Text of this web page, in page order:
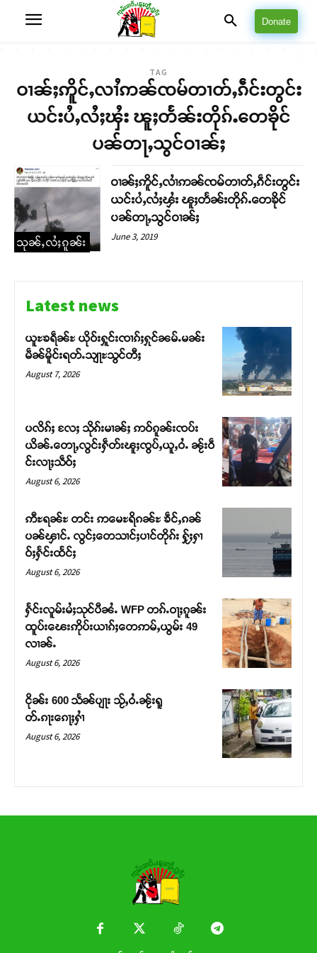
Support SHAN
တႃႇႁႂ်ႈသဵင်ၵၢင်ၸႂ်ၵူၼ်းမိူင်း ၵူႈတီႈၵူႈလႅၼ်ပေႃးတေၸွ
ဝ်ႇၽူႈတွႆႇႁွၵ်ႈ လႆႈယူႇၶႃႈဢေႃႈ။
Donate
TAG
ဝၢၼ်ႈဢိူင်ႇလၢႆဢၼ်ၸမ်တၢတ်ႇၵဵင်းတွင်း
ယင်းပႆႇလႆႈၾႆး ၽူႈတႅၼ်းတိုၵ်ႉတေၶိုင်
ပၼ်တႃႇသွင်ဝၢၼ်ႈ
သုၼ်ႇလႆႈၵူၼ်း
ဝၢၼ်ႈဢိူင်ႇလၢႆဢၼ်ၸမ်တၢတ်ႇၵဵင်းတွင်း
ယင်းပႆႇလႆႈၾႆး ၽူႈတႅၼ်းတိုၵ်ႉတေၶိုင်
ပၼ်တႃႇသွင်ဝၢၼ်ႈ
June 3, 2019
Latest news
ယူႊၶရဵၼ်ႊ ယိုဝ်းႁူင်းၸၢၵ်ႈႁုင်ၼမ်ႉမၼ်း
မဵၼ်မိူင်းရတ်ႉသျႃႊသွင်တီႈ
August 7, 2026
ပလိၵ်ႈ လႄႈ သိုၵ်းမၢၼ်ႈ ဢဝ်ၵူၼ်းၸပ်း
ယိၼ်ႉတေႃႇလွင်းႁဵတ်းၽူႈၸွပ်ႇယူႇဝႆႉ ၼႂ်းဝဵ
င်းလႃႈသဵဝ်ႈ
August 6, 2026
ဢီႊရၼ်ႊ တင်း ဢမေႊရိၵၼ်ႊ ၶဵင်ႇၵၼ်
ပၼ်ၾၢင်ႉ လွင်ႈတေသၢင်ႈပၢင်တိုၵ်း ႁႂ်ႈႁၢ
ဝ်ႈႁႅင်းထႅင်ႈ
August 6, 2026
ႁႅင်းလူမ်းမႆႈသုင်ပီၼႆႉ WFP တၵ်ႉဝႃႈၵူၼ်း
ထူပ်းၽေးဢိုပ်းယၢၵ်ႈတေဢမ်ႇယွမ်း 49
လၢၼ်ႉ
August 6, 2026
ငိုၼ်း 600 သႅၼ်ပျႃး သႂ်ႇဝႆႉၼႂ်းရူ
တ်ႉၵႃးၵေႃႈႁၢႆ
August 6, 2026